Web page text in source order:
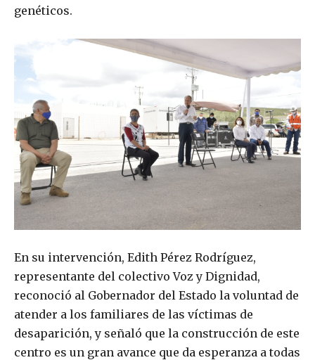
genéticos.
En su intervención, Edith Pérez Rodríguez,
representante del colectivo Voz y Dignidad,
reconoció al Gobernador del Estado la voluntad de
atender a los familiares de las víctimas de
desaparición, y señaló que la construcción de este
centro es un gran avance que da esperanza a todas